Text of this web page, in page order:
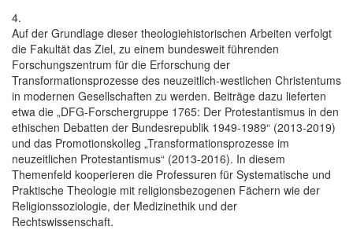
4.
Auf der Grundlage dieser theologiehistorischen Arbeiten verfolgt
die Fakultät das Ziel, zu einem bundesweit führenden
Forschungszentrum für die Erforschung der
Transformationsprozesse des neuzeitlich-westlichen Christentums
in modernen Gesellschaften zu werden. Beiträge dazu lieferten
etwa die „DFG-Forschergruppe 1765: Der Protestantismus in den
ethischen Debatten der Bundesrepublik 1949-1989“ (2013-2019)
und das Promotionskolleg „Transformationsprozesse im
neuzeitlichen Protestantismus“ (2013-2016). In diesem
Themenfeld kooperieren die Professuren für Systematische und
Praktische Theologie mit religionsbezogenen Fächern wie der
Religionssoziologie, der Medizinethik und der
Rechtswissenschaft.